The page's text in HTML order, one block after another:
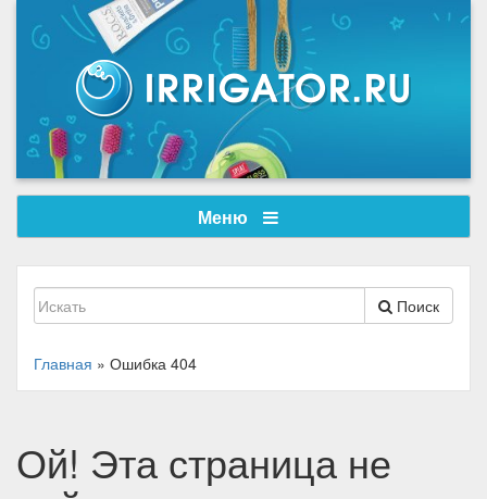
Меню
Поиск
Главная » Ошибка 404
Ой! Эта страница не